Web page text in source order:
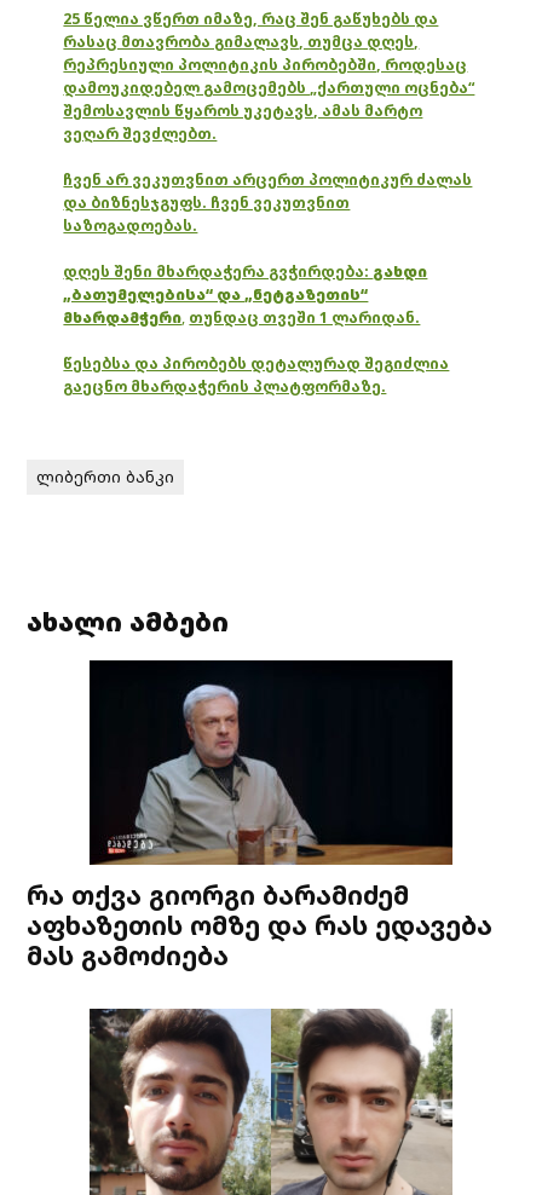
25 წელია ვწერთ იმაზე, რაც შენ გაწუხებს და
რასაც მთავრობა გიმალავს, თუმცა დღეს,
რეპრესიული პოლიტიკის პირობებში, როდესაც
დამოუკიდებელ გამოცემებს „ქართული ოცნება“
შემოსავლის წყაროს უკეტავს, ამას მარტო
ვეღარ შევძლებთ.
ჩვენ არ ვეკუთვნით არცერთ პოლიტიკურ ძალას
და ბიზნესჯგუფს. ჩვენ ვეკუთვნით
საზოგადოებას.
დღეს შენი მხარდაჭერა გვჭირდება: გახდი
„ბათუმელებისა“ და „ნეტგაზეთის“
მხარდამჭერი, თუნდაც თვეში 1 ლარიდან.
წესებსა და პირობებს დეტალურად შეგიძლია
გაეცნო მხარდაჭერის პლატფორმაზე.
ლიბერთი ბანკი
ახალი ამბები
რა თქვა გიორგი ბარამიძემ
აფხაზეთის ომზე და რას ედავება
მას გამოძიება